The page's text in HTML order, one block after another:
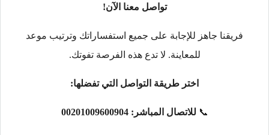
تواصل معنا الآن!
فريقنا جاهز للإجابة على جميع استفساراتك وترتيب موعد
للمعاينة. لا تدع هذه الفرصة تفوتك.
اختر طريقة التواصل التي تفضلها:
📞 للاتصال المباشر: 00201009600904